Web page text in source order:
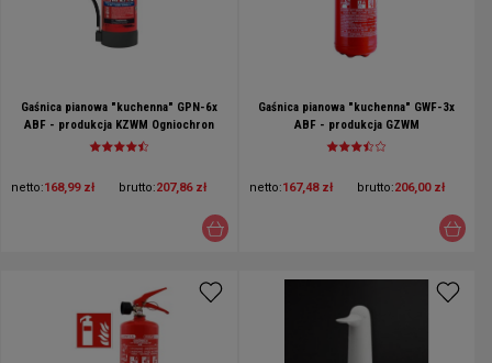
Gaśnica pianowa "kuchenna" GPN-6x
ABF - produkcja KZWM Ogniochron
netto:168,99 zł brutto:207,86 zł
Gaśnica pianowa "kuchenna" GWF-3x
ABF - produkcja GZWM
netto:167,48 zł brutto:206,00 zł